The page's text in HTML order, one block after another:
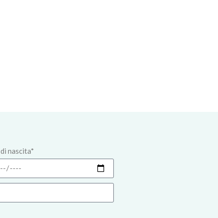
nascita*